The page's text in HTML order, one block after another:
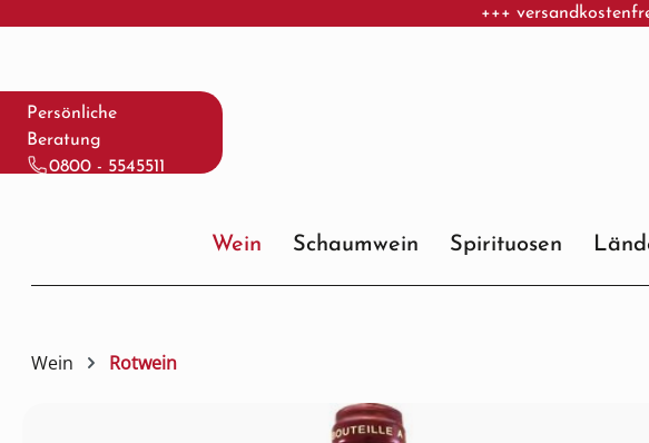
Hauptinhalt springen
Zur Suche springen
Zur Hauptnavigation springen
Persönliche
Beratung
0800 - 5545511
+++
Wein Schaumwein Spirituosen
Wein Rotwein